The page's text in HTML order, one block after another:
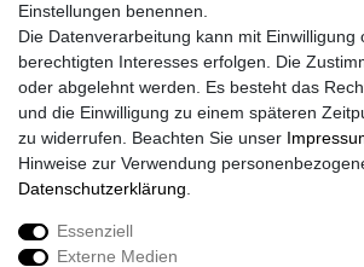
Einstellungen benennen.
Die Datenverarbeitung kann mit Einwilligung
berechtigten Interesses erfolgen. Die
oder abgelehnt werden. Es besteht das
und die Einwilligung zu einem späteren
zu widerrufen. Beachten Sie unser
Hinweise zur Verwendung
Daten­schutz­erklärung
Essenziell
Externe Medien